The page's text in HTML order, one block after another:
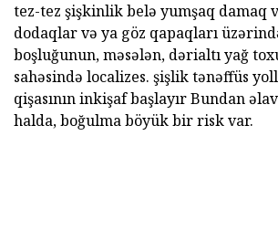
tez-tez şişkinlik belə yumşaq damaq
dodaqlar və ya göz qapaqları
boşluğunun, məsələn, dərialtı yağ
sahəsində localizes. şişlik tənəffüs
qişasının inkişaf başlayır Bundan
halda, boğulma böyük bir risk var.